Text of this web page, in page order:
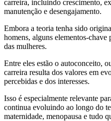
carreira, incluindo crescimento,
manutenção e desengajamento.
Embora a teoria tenha sido
homens, alguns elementos-chave
das mulheres.
Entre eles estão o autoconceito,
carreira resulta dos valores em
percebidas e dos interesses.
Isso é especialmente relevante
continua evoluindo ao longo do
maternidade, menopausa e tudo